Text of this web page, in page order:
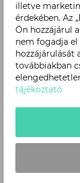
Szint
illetve
érdekében. Az
Ön hozzájárul
nem fogadja el
hozzájárulását
továbbiakban
tájékoztató